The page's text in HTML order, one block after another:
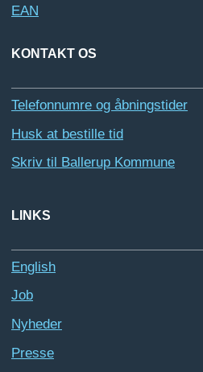
EAN
KONTAKT OS
Telefonnumre og åbningstider
Husk at bestille tid
Skriv til Ballerup Kommune
LINKS
English
Job
Nyheder
Presse